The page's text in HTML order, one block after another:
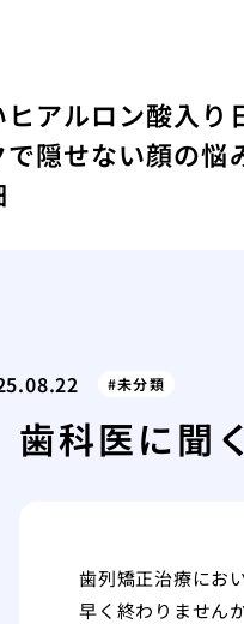
ヒアルロン酸入り
で隠せない顔の
未分類
歯科医に聞
歯列矯正治療にお
早く終わりません